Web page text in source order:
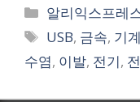
Categories
알리익스프레
Tags
USB, 금속, 기계
수염, 이발, 전기,